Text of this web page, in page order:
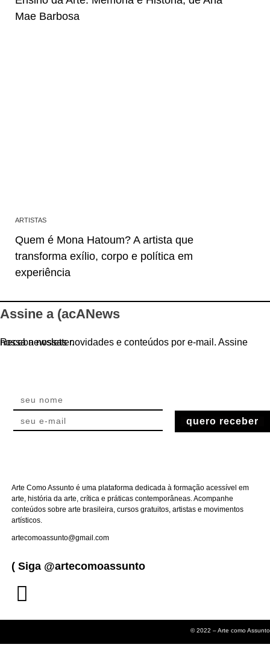
Mae Barbosa
ARTISTAS
Quem é Mona Hatoum? A artista que
transforma exílio, corpo e política em
experiência
Assine a (acANews
Receba nossas novidades e conteúdos por e-mail. Assine nossa newsletter.
quero receber
Arte Como Assunto é uma plataforma dedicada à formação acessível em
arte, história da arte, crítica e práticas contemporâneas. Acompanhe
conteúdos sobre arte brasileira, cursos gratuitos, artistas e movimentos
artísticos.
artecomoassunto@gmail.com
( Siga @artecomoassunto
© 2022 – Arte como Assunto